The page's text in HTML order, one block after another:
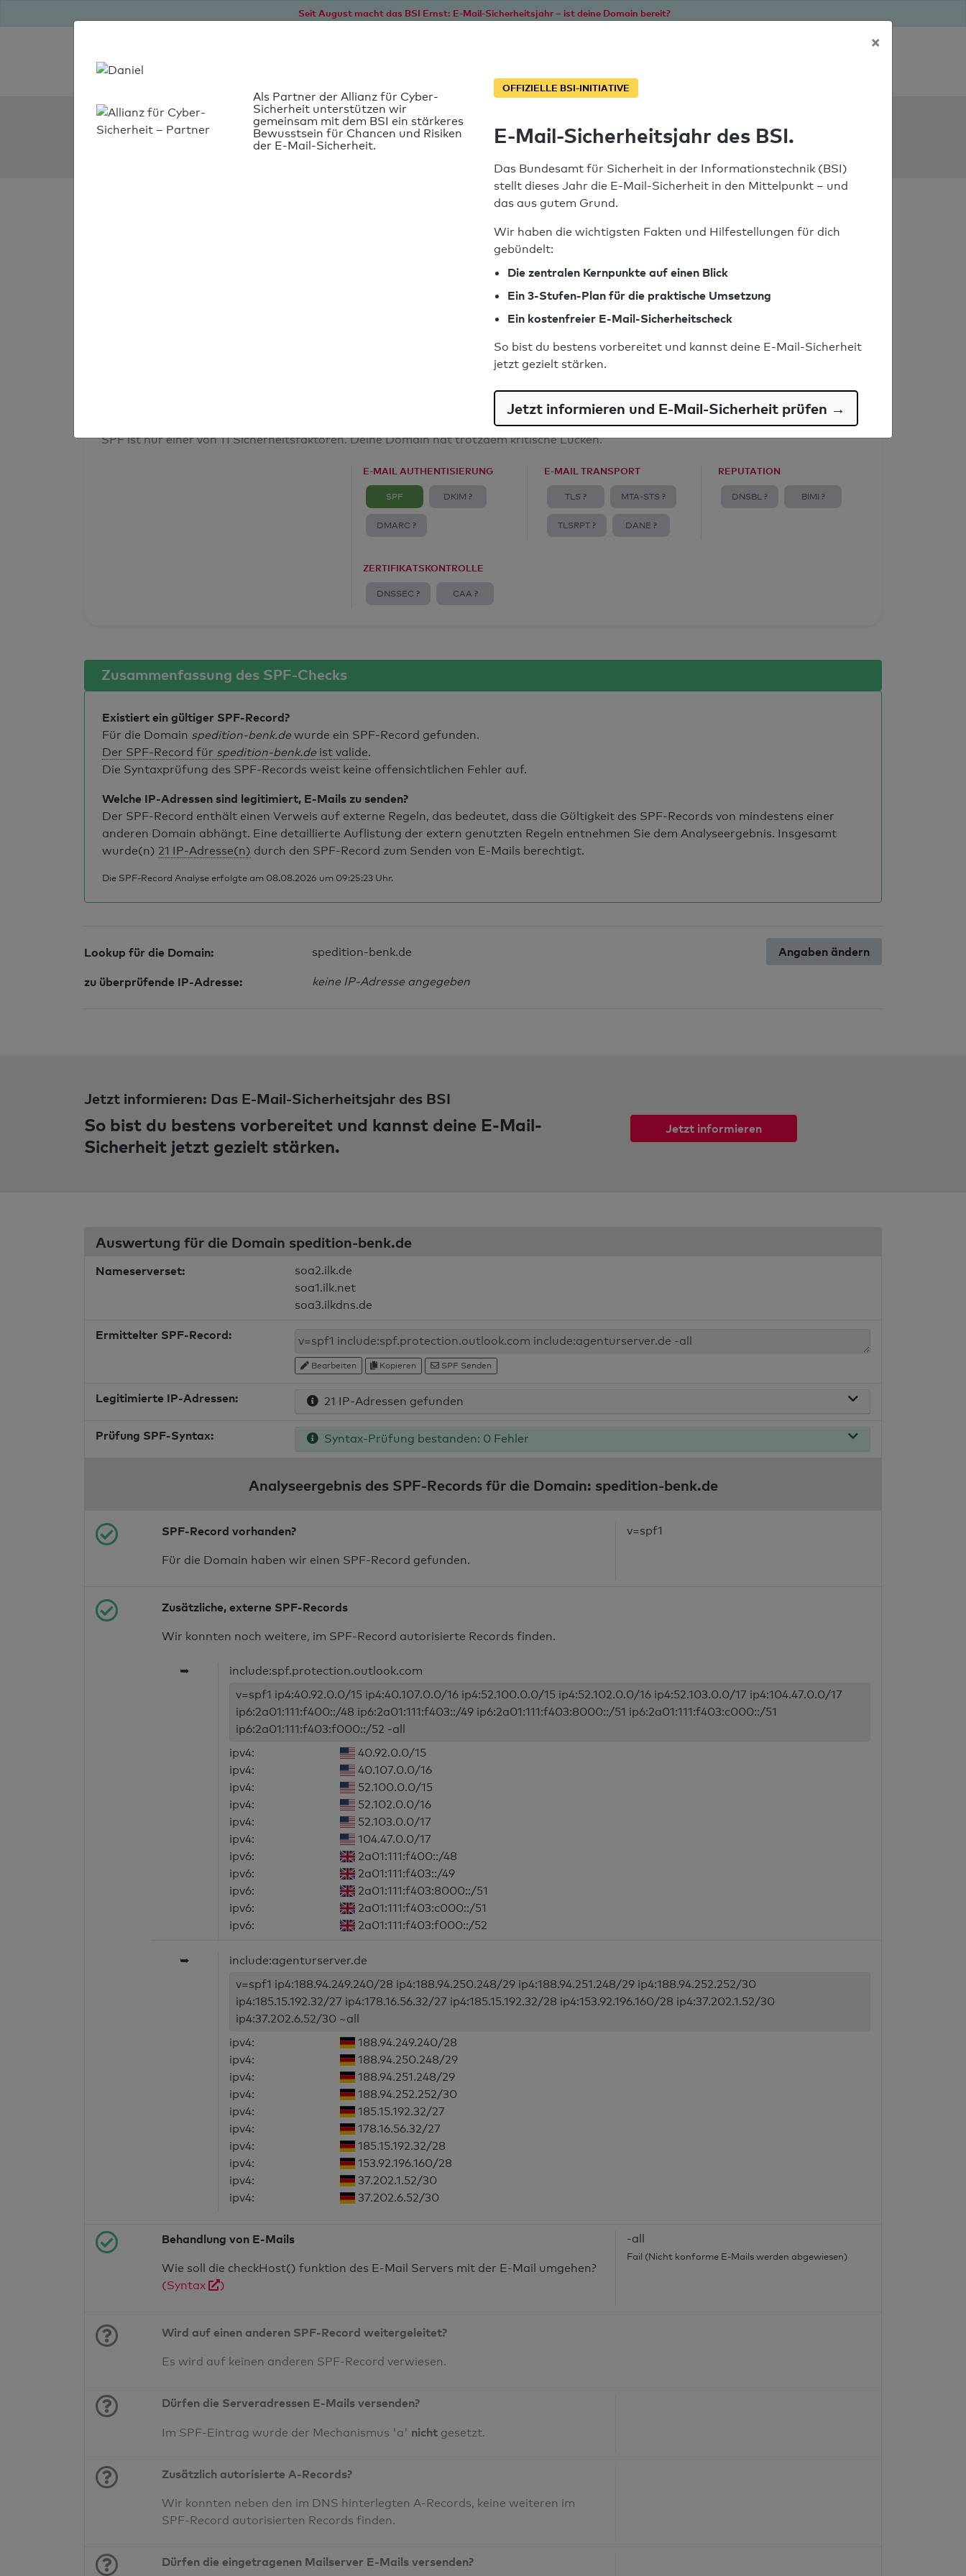
Seit August macht das BSI Ernst: E-Mail-Sicherheitsjahr – ist deine Domain bereit?
SPF Check:
spedition-benk.de
Syntaxprüfung: 0 Fehler
SPF ist nur einer von 11 Sicherheitsfaktoren. Deine Domain hat trotzdem kritische Lücken.
E-MAIL AUTHENTISIERUNG
SPF DKIM ?
DMARC ?
E-MAIL TRANSPORT
TLS ? MTA-STS ?
TLSRPT ? DANE ?
REPUTATION
DNSBL ? BIMI ?
ZERTIFIKATSKONTROLLE
DNSSEC ? CAA ?
Zusammenfassung des SPF-Checks
Existiert ein gültiger SPF-Record?
Für die Domain spedition-benk.de wurde ein SPF-Record gefunden.
Der SPF-Record für spedition-benk.de ist valide.
Die Syntaxprüfung des SPF-Records weist keine offensichtlichen Fehler auf.
Welche IP-Adressen sind legitimiert, E-Mails zu senden?
Der SPF-Record enthält einen Verweis auf externe Regeln, das bedeutet, dass die Gültigkeit des SPF-Records von mindestens einer
anderen Domain abhängt. Eine detaillierte Auflistung der extern genutzten Regeln entnehmen Sie dem Analyseergebnis. Insgesamt
wurde(n) 21 IP-Adresse(n) durch den SPF-Record zum Senden von E-Mails berechtigt.
Die SPF-Record Analyse erfolgte am 08.08.2026 um 09:25:23 Uhr.
Lookup für die Domain: spedition-benk.de
zu überprüfende IP-Adresse: keine IP-Adresse angegeben
Angaben ändern
×
Als Partner der Allianz für Cyber-
Sicherheit unterstützen wir
gemeinsam mit dem BSI ein stärkeres
Bewusstsein für Chancen und Risiken
der E-Mail-Sicherheit.
OFFIZIELLE BSI-INITIATIVE
E-Mail-Sicherheitsjahr des BSI.
Das Bundesamt für Sicherheit in der Informationstechnik (BSI)
stellt dieses Jahr die E-Mail-Sicherheit in den Mittelpunkt – und
das aus gutem Grund.
Wir haben die wichtigsten Fakten und Hilfestellungen für dich
gebündelt:
Die zentralen Kernpunkte auf einen Blick
Ein 3-Stufen-Plan für die praktische Umsetzung
Ein kostenfreier E-Mail-Sicherheitscheck
So bist du bestens vorbereitet und kannst deine E-Mail-Sicherheit
jetzt gezielt stärken.
Jetzt informieren und E-Mail-Sicherheit prüfen →
Jetzt informieren: Das E-Mail-Sicherheitsjahr des BSI
So bist du bestens vorbereitet und kannst deine E-Mail-
Sicherheit jetzt gezielt stärken.
Jetzt informieren
Auswertung für die Domain spedition-benk.de
Nameserverset:
soa2.ilk.de
soa1.ilk.net
soa3.ilkdns.de
Ermittelter SPF-Record:
Bearbeiten Kopieren SPF Senden
Legitimierte IP-Adressen: 21 IP-Adressen gefunden
Prüfung SPF-Syntax: Syntax-Prüfung bestanden: 0 Fehler
Analyseergebnis des SPF-Records für die Domain: spedition-benk.de
SPF-Record vorhanden?
Für die Domain haben wir einen SPF-Record gefunden.
v=spf1
Zusätzliche, externe SPF-Records
Wir konnten noch weitere, im SPF-Record autorisierte Records finden.
➥
include:spf.protection.outlook.com
v=spf1 ip4:40.92.0.0/15 ip4:40.107.0.0/16 ip4:52.100.0.0/15 ip4:52.102.0.0/16 ip4:52.103.0.0/17 ip4:104.47.0.0/17
ip6:2a01:111:f400::/48 ip6:2a01:111:f403::/49 ip6:2a01:111:f403:8000::/51 ip6:2a01:111:f403:c000::/51
ip6:2a01:111:f403:f000::/52 -all
ipv4:
40.92.0.0/15
ipv4:
40.107.0.0/16
ipv4:
52.100.0.0/15
ipv4:
52.102.0.0/16
ipv4:
52.103.0.0/17
ipv4:
104.47.0.0/17
ipv6:
2a01:111:f400::/48
ipv6:
2a01:111:f403::/49
ipv6:
2a01:111:f403:8000::/51
ipv6:
2a01:111:f403:c000::/51
ipv6:
2a01:111:f403:f000::/52
➥
include:agenturserver.de
v=spf1 ip4:188.94.249.240/28 ip4:188.94.250.248/29 ip4:188.94.251.248/29 ip4:188.94.252.252/30
ip4:185.15.192.32/27 ip4:178.16.56.32/27 ip4:185.15.192.32/28 ip4:153.92.196.160/28 ip4:37.202.1.52/30
ip4:37.202.6.52/30 ~all
ipv4:
188.94.249.240/28
ipv4:
188.94.250.248/29
ipv4:
188.94.251.248/29
ipv4:
188.94.252.252/30
ipv4:
185.15.192.32/27
ipv4:
178.16.56.32/27
ipv4:
185.15.192.32/28
ipv4:
153.92.196.160/28
ipv4:
37.202.1.52/30
ipv4:
37.202.6.52/30
Behandlung von E-Mails
Wie soll die checkHost() funktion des E-Mail Servers mit der E-Mail umgehen?
(Syntax
)
-all
Fail (Nicht konforme E-Mails werden abgewiesen)
Wird auf einen anderen SPF-Record weitergeleitet?
Es wird auf keinen anderen SPF-Record verwiesen.
Dürfen die Serveradressen E-Mails versenden?
Im SPF-Eintrag wurde der Mechanismus 'a' nicht gesetzt.
Zusätzlich autorisierte A-Records?
Wir konnten neben den im DNS hinterlegten A-Records, keine weiteren im
SPF-Record autorisierten Records finden.
Dürfen die eingetragenen Mailserver E-Mails versenden?